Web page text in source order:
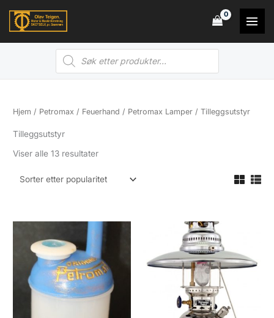
Products
search
Hjem / Petromax / Feuerhand / Petromax Lamper / Tilleggsutstyr
Tilleggsutstyr
Viser alle 13 resultaterSortert